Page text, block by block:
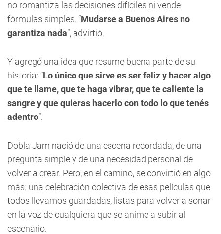
no romantiza las decisiones difíciles ni vende
fórmulas simples. “Mudarse a Buenos Aires no
garantiza nada”, advirtió.
Y agregó una idea que resume buena parte de su
historia: “Lo único que sirve es ser feliz y hacer algo
que te llame, que te haga vibrar, que te caliente la
sangre y que quieras hacerlo con todo lo que tenés
adentro”.
Dobla Jam nació de una escena recordada, de una
pregunta simple y de una necesidad personal de
volver a crear. Pero, en el camino, se convirtió en algo
más: una celebración colectiva de esas películas que
todos llevamos guardadas, listas para volver a sonar
en la voz de cualquiera que se anime a subir al
escenario.